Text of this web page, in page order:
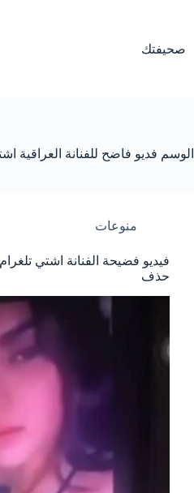
صحيفتك
الوسم فديو فاضح للفنانة العراقية
منوعات
حذف